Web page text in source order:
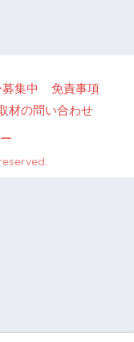
集中
免責事項
材の問い合わせ